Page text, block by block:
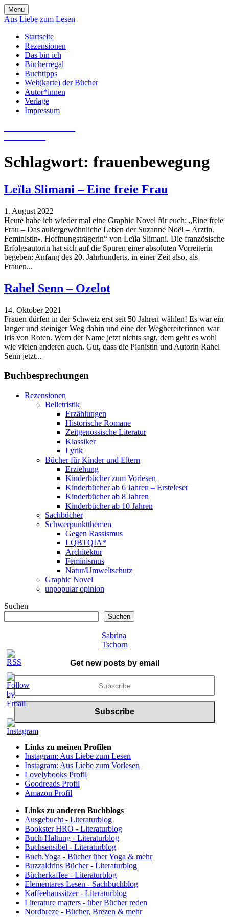
Skip
to
Menu
Aus Liebe zum Lesen
Startseite
Rezensionen
Das bin ich
Bücherregal
Buchtipps
Welt(karte) der Bücher
Autor*innen
Verlage
Impressum
Schlagwort: frauenbewegung
Leïla Slimani – Eine freie Frau
1. August 2022
Heute habe ich wieder mal eine Graphic Novel für euch: „Eine freie
Frau – Das außergewöhnliche Leben der Suzanne Noël – Ärztin.
Feministin-. Hoffnungsträgerin“ von Leïla Slimani. Die französische
Erfolgsautorin hat sich auf die Spuren einer absoluten Vorreiterin
begeben: Anfang des 20. Jahrhunderts, in einer Zeit also, als
Frauen...
Rahel Senn – Ozelot
14. Oktober 2021
Frauen dürfen in der Schweiz erst seit 50 Jahren wählen! Es war ein
langer und steiniger Weg dahin und eine der Wegbereiterinnen war
Iris von Roten. Wem der Name jetzt nichts sagt, dem geht es wohl
wie vielen anderen auch. Gut, dass die Pianistin und Autorin Rahel
Senn jetzt...
Buchbesprechungen
Rezensionen
Belletristik
Erzählungen
Historische Romane
Zeitgenössische Literatur
Klassiker
Lyrik
Bücher für Kinder und Eltern
Erziehung
Kinderbücher zum Vorlesen
Kinderbücher ab 6 Jahren – Ersteleser
Kinderbücher ab 8 Jahren
Kinderbücher ab 10 Jahren
Sachbücher
Schwerpunktthemen
Gegen Rassismus
LQBTQIA*
Architektur
Feminismus
Natur/Umweltschutz
Graphic Novel
unpopular opinion
Suchen
Suchen
Sabrina
Tschorn
Get new posts by email
Links zu meinen Profilen
Instagram: Aus Liebe zum Lesen
Instagram: Aus Liebe zum Vorlesen
Lovelybooks Profil
Goodreads Profil
Amazon Profil
Links zu anderen Buchblogs
Ausgebucht - Literaturblog
Bookster HRO - Literaturblog
Buch-Haltung - Literaturblog
Buchsensibel - Literaturblog
Buch.Yoga - Bücher über Yoga & mehr
Buzzaldrins Bücher - Literaturblog
Bücherkaffee - Literaturblog
Elementares Lesen - Sachbuchblog
Kaffeehaussitzer - Literaturblog
Literature matters - über Bücher reden
Nordbreze - Bücher, Brezen & mehr